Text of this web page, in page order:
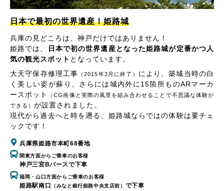
日本で最初の世界遺産！姫路城
兵庫の見どころは、神戸だけではありません！
姫路では、
日本で初の世界遺産となった姫路城が定番かつ人
気の観光スポット となっています。
大天守保存修理工事
（2015年3月に終了）
により、築城当時の白
く美しい姿が蘇り、さらには城内外に15箇所ものARマーカ
ースポット
（CG画像と実際の風景を組み合わせることで不思議な体験が
できる） が設置されました。
現代から過去へと時を遡る、姫路城ならではの体験は要チェ
ックです！
兵庫県姫路市本町68番地
関東方面からご乗車のお客様
神戸三宮Bバースで下車
福岡・山口方面からご乗車のお客様
姫路駅南口 （みなと銀行姫路中央支店前） で下車